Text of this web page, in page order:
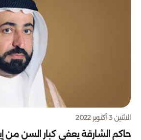
الاثنين 3 أكتوبر 2022
حاكم الشارقة يعفي كبار السن من